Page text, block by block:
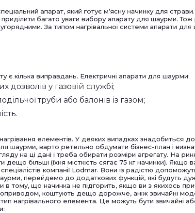
апарат, який готує м’ясну начинку для страви.
багато уваги вибору апарату для шаурми.
За типом нагрівальної системи апарати
кілька виправдань. Електричні апарати для шаурми:
у газовій службі;
труби або балонів із газом;
елементів. У деяких випадках знадобиться
шаурми, варто ретельно обдумати бізнес-план і
на ці дані і треба обирати розміри агрегату. На
більші (їхня місткість сягає 75 кг начинки).
компанії Lodmar. Вони із радістю
перейдемо до додаткових функцій, які будуть
в тому, що начинка не підгорить, якщо ви з якихось
коштують дещо дорожче, аніж звичайні
нагрівального елемента. Це можуть бути звичайні